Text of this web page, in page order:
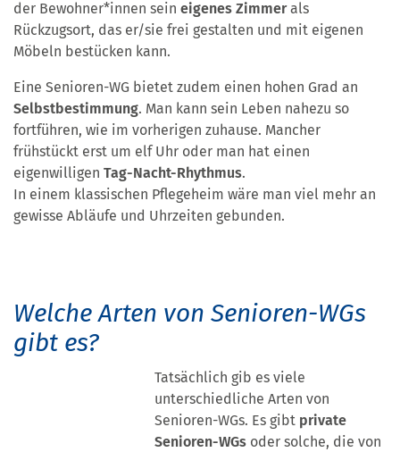
der Bewohner*innen sein eigenes Zimmerals
Rückzugsort, das er/sie frei gestalten und mit eigenen
Möbeln bestücken kann.
Eine Senioren-WG bietet zudem einen hohen Grad an
Selbstbestimmung. Man kann sein Leben nahezu so
fortführen, wie im vorherigen zuhause. Mancher
frühstückt erst um elf Uhr oder man hat einen
eigenwilligen Tag-Nacht-Rhythmus.
In einem klassischen Pflegeheim wäre man viel mehr an
gewisse Abläufe und Uhrzeiten gebunden.
Welche Arten von Senioren-WGs
gibt es?
Tatsächlich gib es viele
unterschiedliche Arten von
Senioren-WGs. Es gibt private
Senioren-WGsoder solche, die von